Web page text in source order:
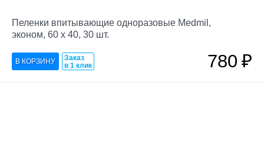
Пеленки впитывающие одноразовые Medmil,
эконом, 60 х 40, 30 шт.
Заказ
в 1 клик
780₽